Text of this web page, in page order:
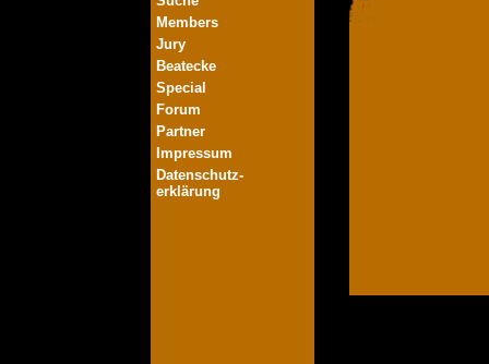
Members
Jury
Beatecke
Special
Forum
Partner
Impressum
Datenschutz-
erklärung